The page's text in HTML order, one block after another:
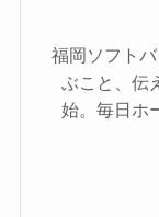
福岡ソフト
ぶこと、伝
始。毎日ホ